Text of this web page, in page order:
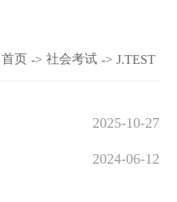
首页 -> 社会考试 -> J.TEST
2025-10-27
2024-06-12